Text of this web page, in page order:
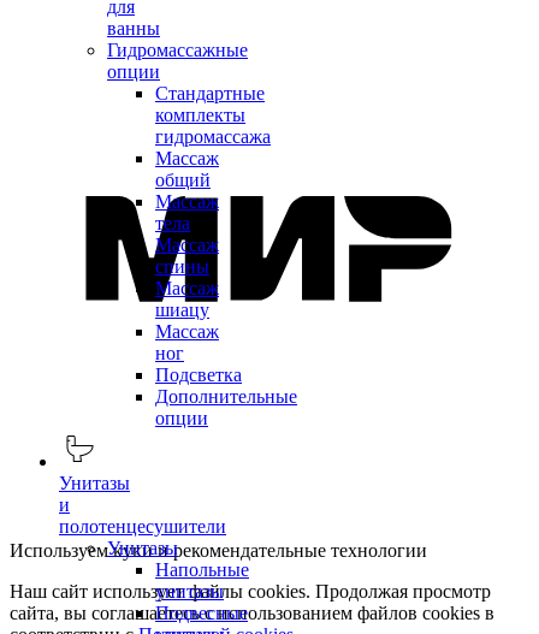
для
ванны
Гидромассажные
опции
Стандартные
комплекты
гидромассажа
Массаж
общий
Массаж
тела
Массаж
спины
Массаж
шиацу
Массаж
ног
Подсветка
Дополнительные
опции
Унитазы
и
полотенцесушители
Унитазы
Напольные
унитазы
Подвесные
Используем куки и рекомендательные технологии
Наш сайт использует файлы cookies. Продолжая просмотр
сайта, вы соглашаетесь с использованием файлов cookies в